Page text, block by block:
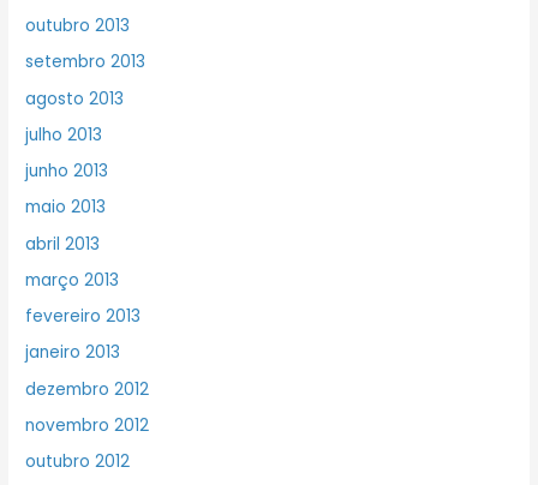
outubro 2013
setembro 2013
agosto 2013
julho 2013
junho 2013
maio 2013
abril 2013
março 2013
fevereiro 2013
janeiro 2013
dezembro 2012
novembro 2012
outubro 2012